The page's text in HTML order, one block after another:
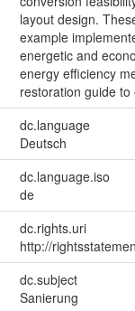
layout design.
example
energetic and
energy efficiency
restoration guide
dc.language
Deutsch
dc.language.iso
de
dc.rights.uri
http://
dc.subject
Sanierung